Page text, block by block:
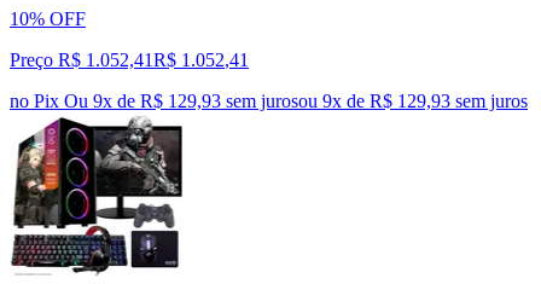
10% OFF
Preço R$ 1.052,41R$ 1.052,41
no Pix Ou 9x de R$ 129,93 sem jurosou 9x de R$ 129,93 sem juros